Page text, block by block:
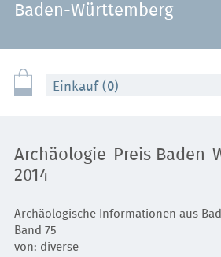
Archäologiemuseen
Baden-Württemberg
Einkauf (0)
Archäologie-Preis Baden-
2014
Archäologische Informationen aus
Band 75
von: diverse